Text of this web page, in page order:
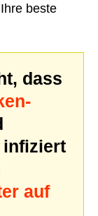
beste
dass
infiziert
auf